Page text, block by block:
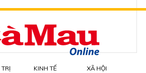
KINH TẾ XÃ HỘI